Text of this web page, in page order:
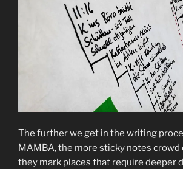
The further we get in the writing
MAMBA, the more sticky notes crowd
they mark places that require deeper